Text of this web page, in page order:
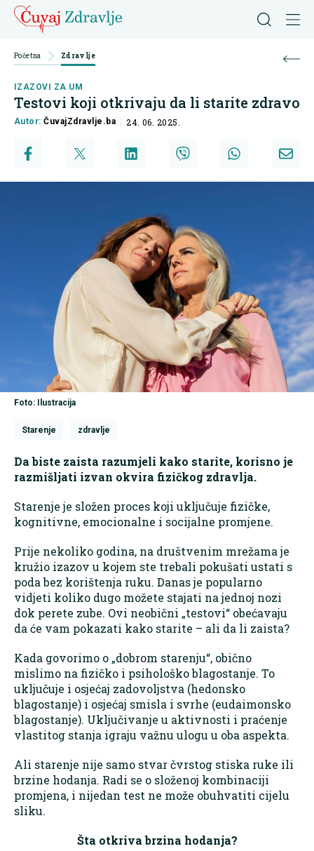
Početna Zdravlje
IZAZOVI ZA UM
Testovi koji otkrivaju da li starite zdravo
Autor:ČuvajZdravlje.ba 24. 06. 2025.
Foto: Ilustracija
Starenje zdravlje
Da biste zaista razumjeli kako starite, korisno je
razmišljati izvan okvira fizičkog zdravlja.
Starenje je složen proces koji uključuje fizičke,
kognitivne, emocionalne i socijalne promjene.
Prije nekoliko godina, na društvenim mrežama je
kružio izazov u kojem ste trebali pokušati ustati s
poda bez korištenja ruku. Danas je popularno
vidjeti koliko dugo možete stajati na jednoj nozi
dok perete zube. Ovi neobični „testovi“ obećavaju
da će vam pokazati kako starite – ali da li zaista?
Kada govorimo o „dobrom starenju“, obično
mislimo na fizičko i psihološko blagostanje. To
uključuje i osjećaj zadovoljstva (hedonsko
blagostanje) i osjećaj smisla i svrhe (eudaimonsko
blagostanje). Uključivanje u aktivnosti i praćenje
vlastitog stanja igraju važnu ulogu u oba aspekta.
Ali starenje nije samo stvar čvrstog stiska ruke ili
brzine hodanja. Radi se o složenoj kombinaciji
promjena, i nijedan test ne može obuhvatiti cijelu
sliku.
Šta otkriva brzina hodanja?